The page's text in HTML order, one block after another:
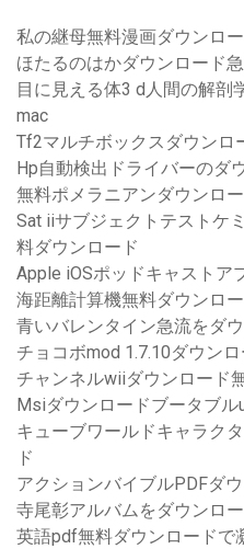
私の継母無料漫画ダウンロ
ほたるのはかダウンロード
目に見える体3 d人間の解剖
mac
Tf2マルチボックスダウンロ
Hp自動検出ドライバーのダ
無料ポメラニアンダウンロ
Sat iiサブジェクトテストケ
料ダウンロード
Apple iOSポッドキャストア
海距離計算機無料ダウンロ
青いバレンタイン急流をダ
チョコボmod 1.7.10ダウンロ
チャンネルwiiダウンロード
Msiダウンロードブータブ
キューブワールドキャラク
ド
アクションバイブルPDFダ
寺尾彰アルバムをダウンロ
英語pdf無料ダウンロードで